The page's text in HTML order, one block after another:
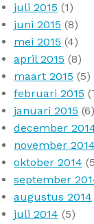
juli 2015 (1)
juni 2015 (8)
mei 2015 (4)
april 2015 (8)
maart 2015 (5)
februari 2015
januari 2015 (6)
december
november 2014
oktober 2014
september
augustus 2014
juli 2014 (5)